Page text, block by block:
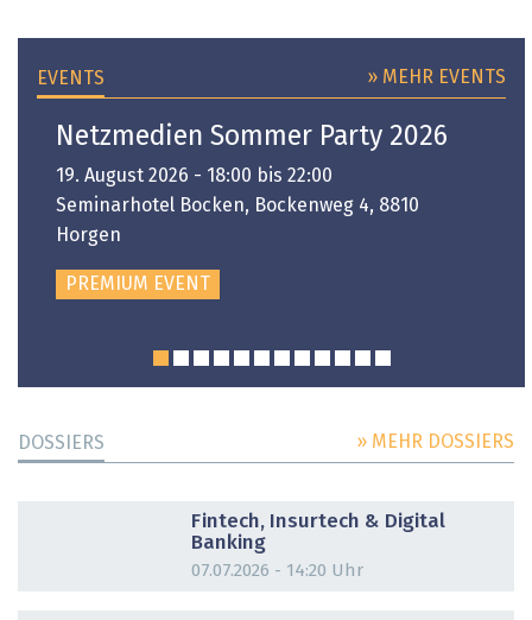
EVENTS » MEHR EVENTS
Netzmedien Sommer Party 2026
19. August 2026 - 18:00 bis 22:00
Seminarhotel Bocken, Bockenweg 4, 8810
Horgen
PREMIUM EVENT
DOSSIERS » MEHR DOSSIERS
Fintech, Insurtech & Digital
Banking
07.07.2026 - 14:20 Uhr